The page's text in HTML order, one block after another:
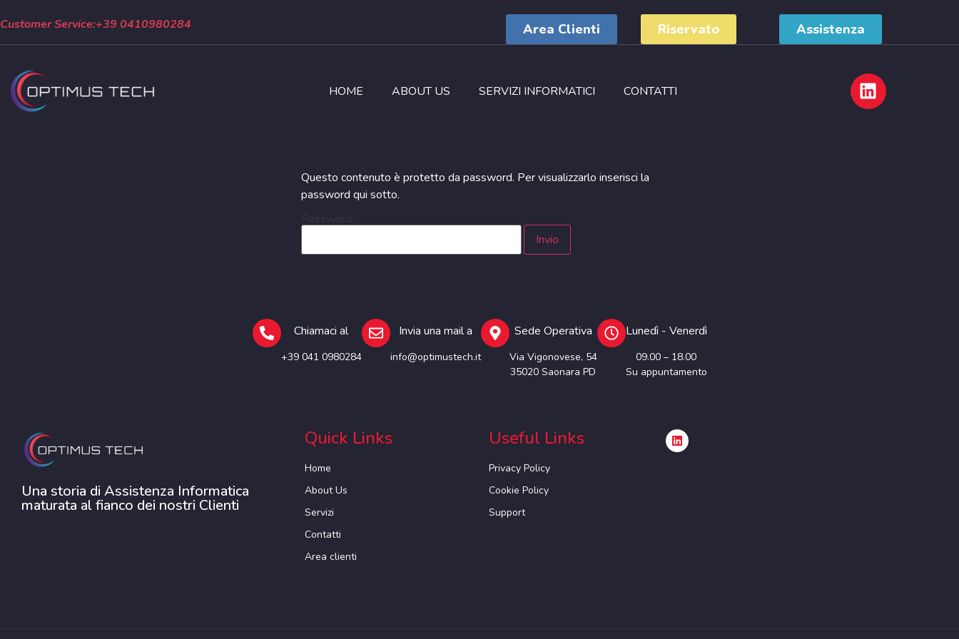
Customer Service:+39 0410980284 Area Clienti Riservato Assistenza
HOME ABOUT US SERVIZI INFORMATICI CONTATTI
Questo contenuto è protetto da password. Per visualizzarlo inserisci la
password qui sotto.
Chiamaci al
+39 041 0980284
Invia una mail a
info@optimustech.it
Sede Operativa
Via Vigonovese, 54
35020 Saonara PD
Lunedì - Venerdì
09.00 – 18.00
Su appuntamento
Una storia di Assistenza Informatica
maturata al fianco dei nostri Clienti
Quick Links
Home
About Us
Servizi
Contatti
Area clienti
Useful Links
Privacy Policy
Cookie Policy
Support